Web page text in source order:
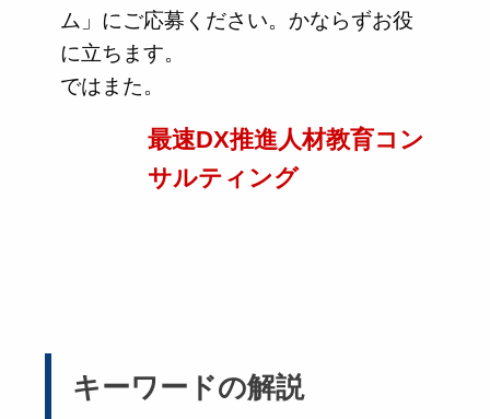
ム」にご応募ください。かならずお役
に立ちます。
ではまた。
最速DX推進人材教育コン
サルティング
キーワードの解説